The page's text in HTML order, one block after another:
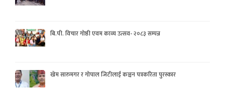
बि.पी. विचार गोष्ठी एवम काव्य उत्सव- २०८३ सम्पन्न
खेम सारुमगर र गोपाल जिटीलाई कञ्चन पत्रकरिता पुरस्कार